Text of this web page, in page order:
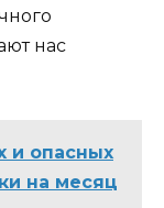
нас
и опасных
на месяц